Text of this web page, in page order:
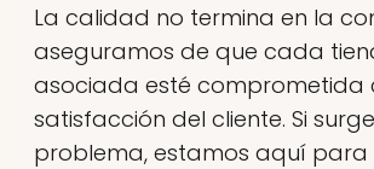
La calidad no termina en la
aseguramos de que cada
asociada esté comprometida
satisfacción del cliente. Si
problema, estamos aquí para